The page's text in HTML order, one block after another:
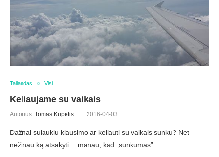
Tailandas Visi
Keliaujame su vaikais
Autorius: Tomas Kupetis 2016-04-03
Dažnai sulaukiu klausimo ar keliauti su vaikais sunku? Net
nežinau ką atsakyti… manau, kad „sunkumas” …